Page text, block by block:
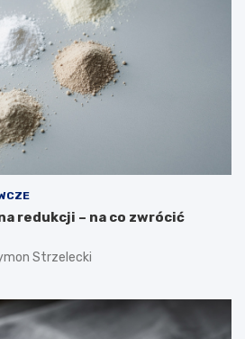
redukcji – na co zwrócić
Strzelecki